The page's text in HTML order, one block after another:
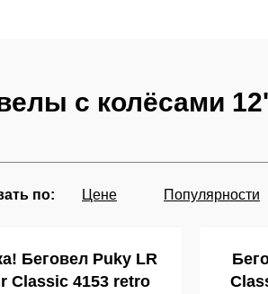
с колёсами
по: Цене Популярности
Беговел Puky LR
Classic 4153 retro